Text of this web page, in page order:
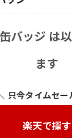
バッジ は
ます
只今タイムセー
楽天で探す